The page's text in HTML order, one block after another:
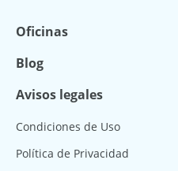
Oficinas
Blog
Avisos legales
Condiciones de Uso
Política de Privacidad